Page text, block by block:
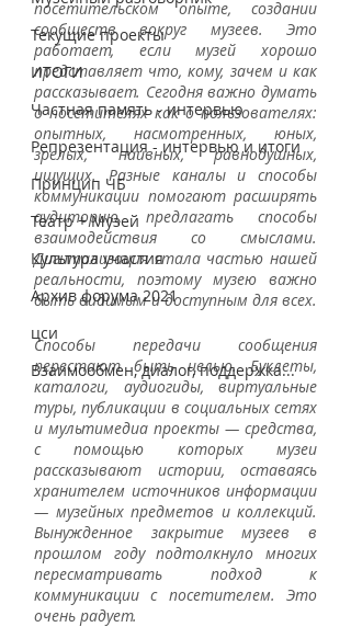
Текущие проекты
ИТОГИ
Частная память - интервью
Репрезентация - интервью и итоги
Принцип ЧБ
Театр + Музей
Культура участия
Архив форума 2021
цси
Взаимообмен, диалог, поддержка...
посетительском опыте, создании
сообществ вокруг музеев. Это
работает, если музей хорошо
представляет что, кому, зачем и как
рассказывает. Сегодня важно думать
о посетителях как о пользователях:
опытных, насмотренных, юных,
зрелых, наивных, равнодушных,
ищущих. Разные каналы и способы
коммуникации помогают расширять
аудиторию, предлагать способы
взаимодействия со смыслами.
Дигитализация стала частью нашей
реальности, поэтому музею важно
Способы передачи сообщения
перестают быть целью. Буклеты,
каталоги, аудиогиды, виртуальные
туры, публикации в социальных сетях
и мультимедиа проекты — средства,
с помощью которых музеи
рассказывают истории, оставаясь
хранителем источников информации
— музейных предметов и коллекций.
Вынужденное закрытие музеев в
прошлом году подтолкнуло многих
пересматривать подход к
коммуникации с посетителем. Это
очень радует.